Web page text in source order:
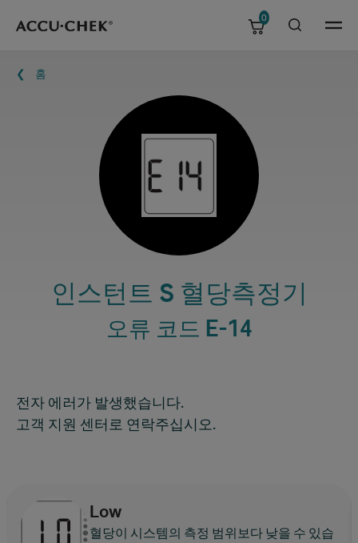
Skip navigation Menu
0
이동 경로
홈
인스턴트 S 혈당측정기
오류 코드 E-14
전자 에러가 발생했습니다.
고객 지원 센터로 연락주십시오.
Low
혈당이 시스템의 측정 범위보다 낮을 수 있습